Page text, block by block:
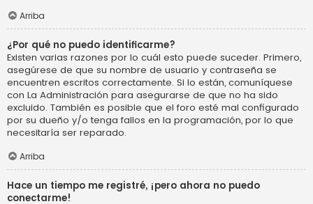
Arriba
¿Por qué no puedo identificarme?
Existen varias razones por lo cuál esto puede suceder. Primero,
asegúrese de que su nombre de usuario y contraseña se
encuentren escritos correctamente. Si lo están, comuníquese
con La Administración para asegurarse de que no ha sido
excluido. También es posible que el foro esté mal configurado
por su dueño y/o tenga fallos en la programación, por lo que
necesitaría ser reparado.
Arriba
Hace un tiempo me registré, ¡pero ahora no puedo
conectarme!